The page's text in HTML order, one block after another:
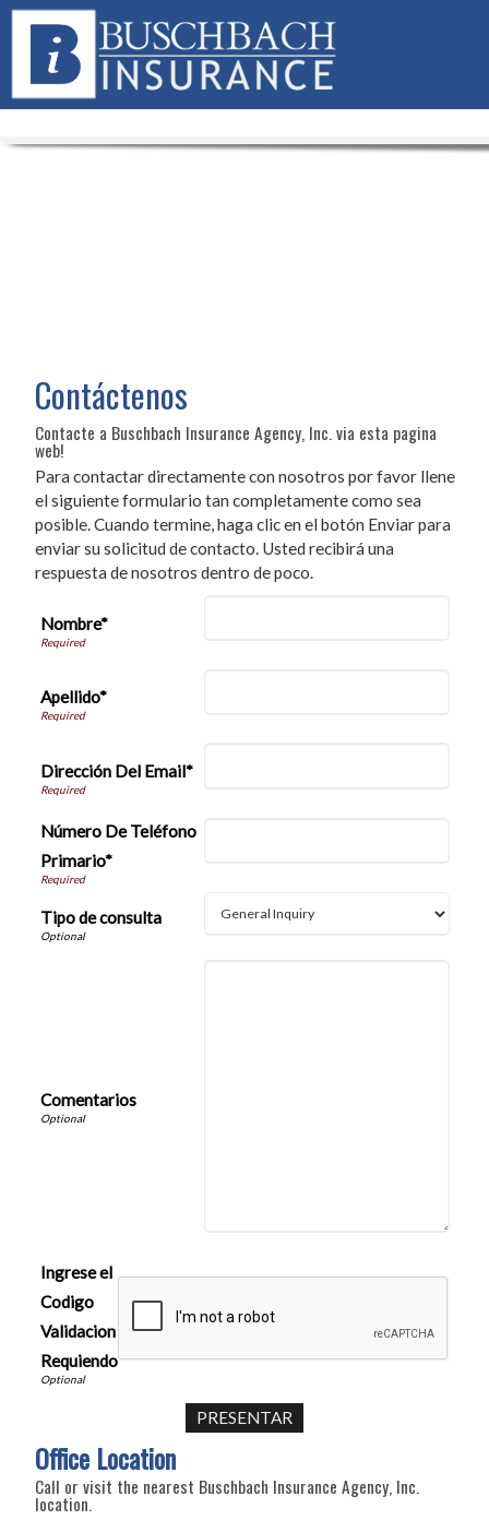
Contáctenos
Contacte a Buschbach Insurance Agency, Inc. via esta pagina
web!
Para contactar directamente con nosotros por favor llene
el siguiente formulario tan completamente como sea
posible. Cuando termine, haga clic en el botón Enviar para
enviar su solicitud de contacto. Usted recibirá una
respuesta de nosotros dentro de poco.
Nombre*
Apellido*
Dirección Del Email*
Número De Teléfono
Primario*
Tipo de consulta
Comentarios
Ingrese el
Codigo
Validacion
Requiendo
Office Location
Call or visit the nearest Buschbach Insurance Agency, Inc.
location.